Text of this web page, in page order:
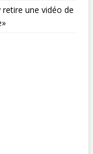
retire une vidéo de